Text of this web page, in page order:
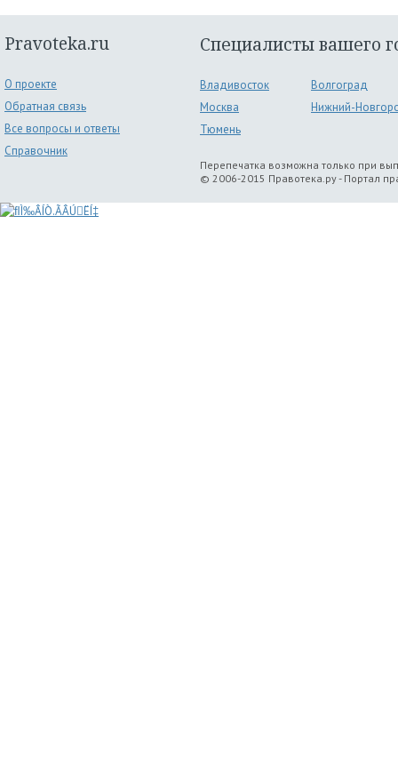
Pravoteka.ru
О проекте
Обратная связь
Все вопросы и ответы
Справочник
Специалисты вашего
Владивосток
Волгоград
Москва
Нижний-
Тюмень
Перепечатка возможна только при
© 2006-2015 Правотека.ру - Портал